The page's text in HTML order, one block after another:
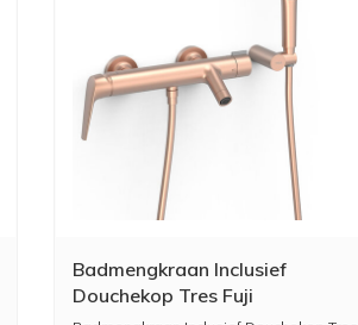
Badmengkraan Inclusief
Douchekop Tres Fuji